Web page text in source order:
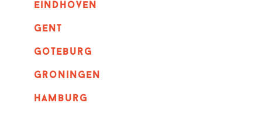
eindhoven
GENT
goteburg
groningen
hamburg